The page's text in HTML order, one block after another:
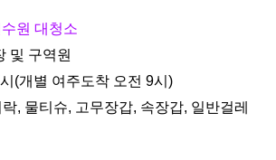
원 대청소
및 구역원
(개별 여주도착 오전 9시)
, 물티슈, 고무장갑, 속장갑, 일반걸레